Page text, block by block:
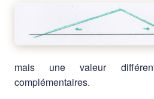
mais une valeur
complémentaires.